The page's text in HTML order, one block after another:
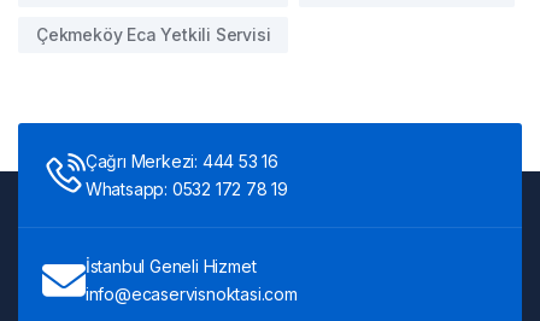
Çekmeköy Eca Yetkili Servisi
Çağrı Merkezi: 444 53 16
Whatsapp: 0532 172 78 19
İstanbul Geneli Hizmet
info@ecaservisnoktasi.com